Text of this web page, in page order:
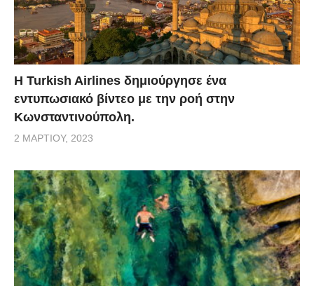
Η Turkish Airlines δημιούργησε ένα
εντυπωσιακό βίντεο με την ροή στην
Κωνσταντινούπολη.
2 ΜΑΡΤΊΟΥ, 2023